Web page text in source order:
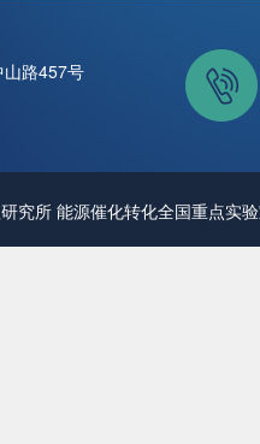
路457号
究所 能源催化转化全国重点实